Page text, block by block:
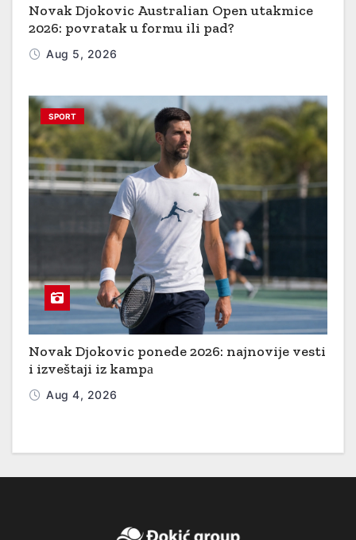
Novak Djokovic Australian Open utakmice
2026: povratak u formu ili pad?
Aug 5, 2026
SPORT
Novak Djokovic ponede 2026: najnovije vesti
i izveštaji iz kampа
Aug 4, 2026